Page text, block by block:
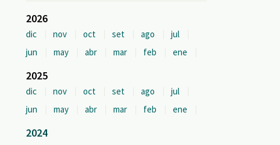
2026
dic nov oct set ago
jul
jun
may abr mar feb ene
2025
dic nov oct set ago
jul
jun
may abr mar feb ene
2024